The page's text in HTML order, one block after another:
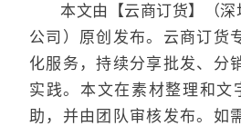
本文由【云商订货】（
公司）原创发布。云商订货
化服务，持续分享批发、分
实践。本文在素材整理和文
助，并由团队审核发布。如